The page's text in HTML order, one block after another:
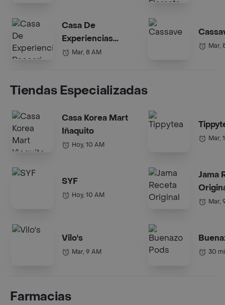
Casa De
Experiencias
Paccari Floresta
Mar, 8 AM
Mar,
Tiendas Especializadas
Casa Korea Mart
Iñaquito
Hoy, 10 AM
SYF
Hoy, 10 AM
Vilo's
Mar, 9 AM
Mar,
Jama
Mar,
30
Farmacias